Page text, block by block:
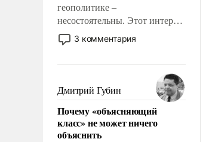
геополитике –
несостоятельны. Этот интерес
рационален и прагматичен. Он
обусловлен тысячелетним
фундаментальным знанием,
что мировая политика имеет
свойство заявляться на порог
нашего дома.
3 комментария
Дмитрий Губин
Почему «объясняющий
класс» не может ничего
объяснить